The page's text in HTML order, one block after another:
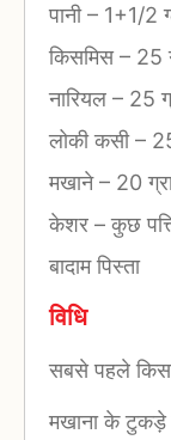
पानी– 1+1/2
किसमिस– 25
नारियल – 25
लोकी कसी–
मखाने– 20
केशर –कुछ
बादाम पिस्ता
विधि
सबसे पहले
मखाना के टुकड़े